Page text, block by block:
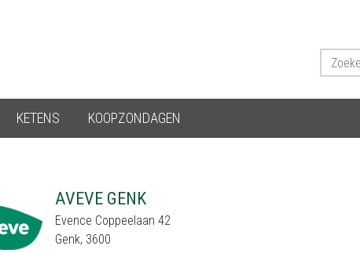
KETENS KOOPZONDAGEN
AVEVE GENK
Evence Coppeelaan 42
Genk, 3600